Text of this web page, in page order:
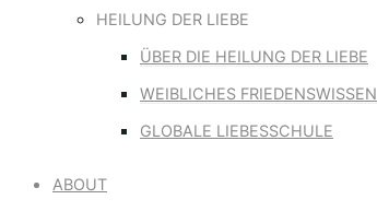
HEILUNG DER LIEBE
ÜBER DIE HEILUNG DER LIEBE
WEIBLICHES FRIEDENSWISSEN
GLOBALE LIEBESSCHULE
ABOUT